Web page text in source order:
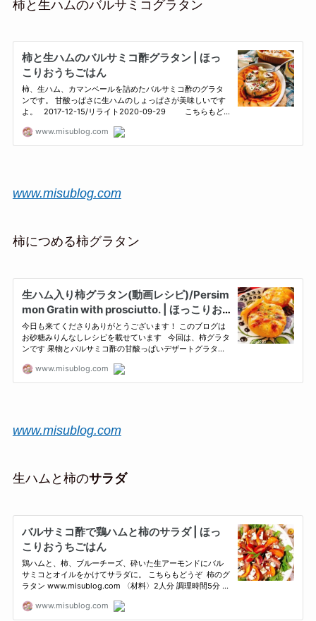
柿と生ハムのバルサミコグラタン
www.misublog.com
柿につめる柿グラタン
www.misublog.com
生ハムと柿のサラダ